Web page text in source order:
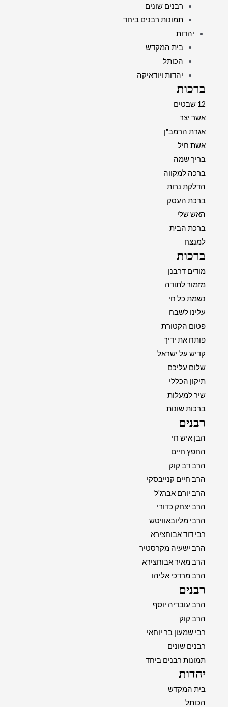
רבנים שונים
תמונות רבנים ביחד
יהדות
בית המקדש
הכותל
יהדות ויודאיקה
ברכות
12 שבטים
אשר יצר
אגרת הרמב"ן
אשת חיל
בריך שמה
ברכה למקווה
הדלקת נרות
ברכת העסק
האש שלי
ברכת הבית
למנצח
ברכות
מודים דרבנן
מזמור לתודה
נשמת כל חי
עלינו לשבח
פטום הקטורת
פותח את ידיך
קדיש על ישראל
שלום עליכם
תיקון הכללי
שיר למעלות
ברכות שונות
רבנים
הבן איש חי
החפץ חיים
הרב דב קוק
הרב חיים קנייבסקי
הרב יורם אברג'ל
הרב יצחק כדורי
הרבי מליובאוויטש
רבי דוד אבוחצירא
הרב ישעיה מקרסטיר
הרב מאיר אבוחצירא
הרב מרדכי אליהו
רבנים
הרב עובדיה יוסף
הרב קוק
רבי שמעון בר יוחאי
רבנים שונים
תמונות רבנים ביחד
יהדות
בית המקדש
הכותל